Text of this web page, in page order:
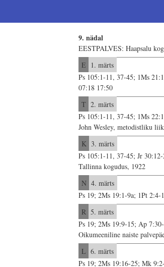
9. nädal
EESTPALVES: Haapsalu
E
1. märts
Ps 105:1-11, 37-45; 1Ms
07:18 17:50
T 2. märts
Ps 105:1-11, 37-45; 1Ms
John Wesley, metodistliku
K 3. märts
Ps 105:1-11, 37-45; Jr
Tallinna kogudus, 1922
N 4. märts
Ps 19; 2Ms 19:1-9a; 1Pt 2:4-
R 5. märts
Ps 19; 2Ms 19:9-15; Ap
Oikumeeniline naiste
L 6. märts
Ps 19; 2Ms 19:16-25; Mk